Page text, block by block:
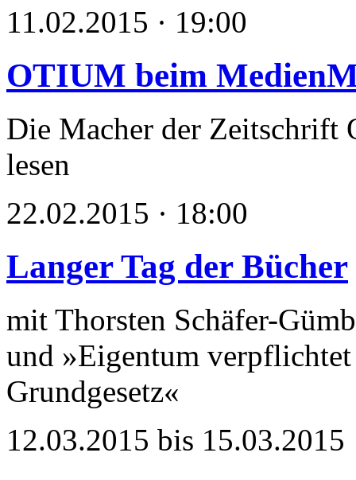
11.02.2015 · 19:00
OTIUM beim
Die Macher der Zeitschrift
lesen
22.02.2015 · 18:00
Langer Tag der Bücher
mit Thorsten Schäfer-
und »Eigentum
Grundgesetz«
12.03.2015 bis 15.03.2015